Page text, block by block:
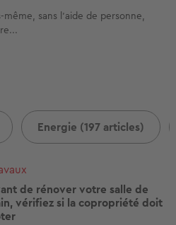
sans l’aide de personne,
Energie (197 articles)
de rénover votre salle de
vérifiez si la copropriété doit